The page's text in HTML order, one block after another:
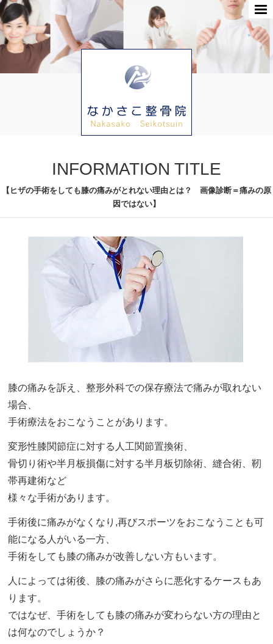
INFORMATION TITLE
【ヒザの手術をしても膝の痛みがとれない理由とは？ 画像診断＝痛みの原
因ではない】
膝の痛みを訴え、整形外科での保存療法で痛みが取れない
場合、
手術療法をおこなうことがあります。
変形性膝関節症に対する人工関節置換術、
骨切り術や半月板損傷に対する半月板切除術、縫合術、靭
帯再建術など
様々な手術があります。
手術後に痛みがなくなり,再びスポーツをおこなうことも可
能になる人がいる一方、
手術をしても膝の痛みが改善しない方もいます。
人によっては術後、膝の痛みがさらに悪化するケースもあ
ります。
ではなぜ、手術をしても膝の痛みが変わらない方の理由と
は何なのでしょうか？